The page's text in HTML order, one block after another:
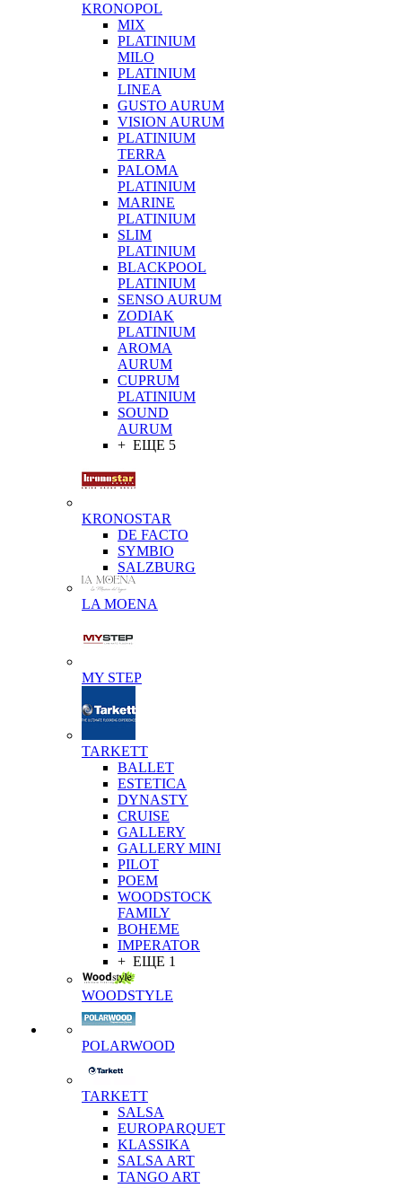
KRONOPOL
MIX
PLATINIUM
MILO
PLATINIUM
LINEA
GUSTO AURUM
VISION AURUM
PLATINIUM
TERRA
PALOMA
PLATINIUM
MARINE
PLATINIUM
SLIM
PLATINIUM
BLACKPOOL
PLATINIUM
SENSO AURUM
ZODIAK
PLATINIUM
AROMA
AURUM
CUPRUM
PLATINIUM
SOUND
AURUM
+ ЕЩЕ 5
KRONOSTAR
DE FACTO
SYMBIO
SALZBURG
LA MOENA
MY STEP
TARKETT
BALLET
ESTETICA
DYNASTY
CRUISE
GALLERY
GALLERY MINI
PILOT
POEM
WOODSTOCK
FAMILY
BOHEME
IMPERATOR
+ ЕЩЕ 1
WOODSTYLE
POLARWOOD
TARKETT
SALSA
EUROPARQUET
KLASSIKA
SALSA ART
TANGO ART